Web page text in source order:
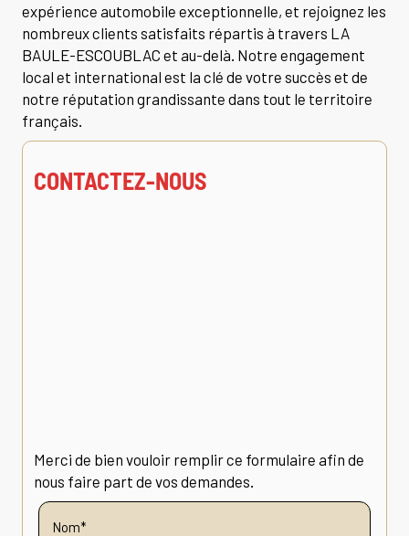
expérience automobile exceptionnelle, et rejoignez les
nombreux clients satisfaits répartis à travers LA
BAULE-ESCOUBLAC et au-delà. Notre engagement
local et international est la clé de votre succès et de
notre réputation grandissante dans tout le territoire
français.
CONTACTEZ-NOUS
Merci de bien vouloir remplir ce formulaire afin de
nous faire part de vos demandes.